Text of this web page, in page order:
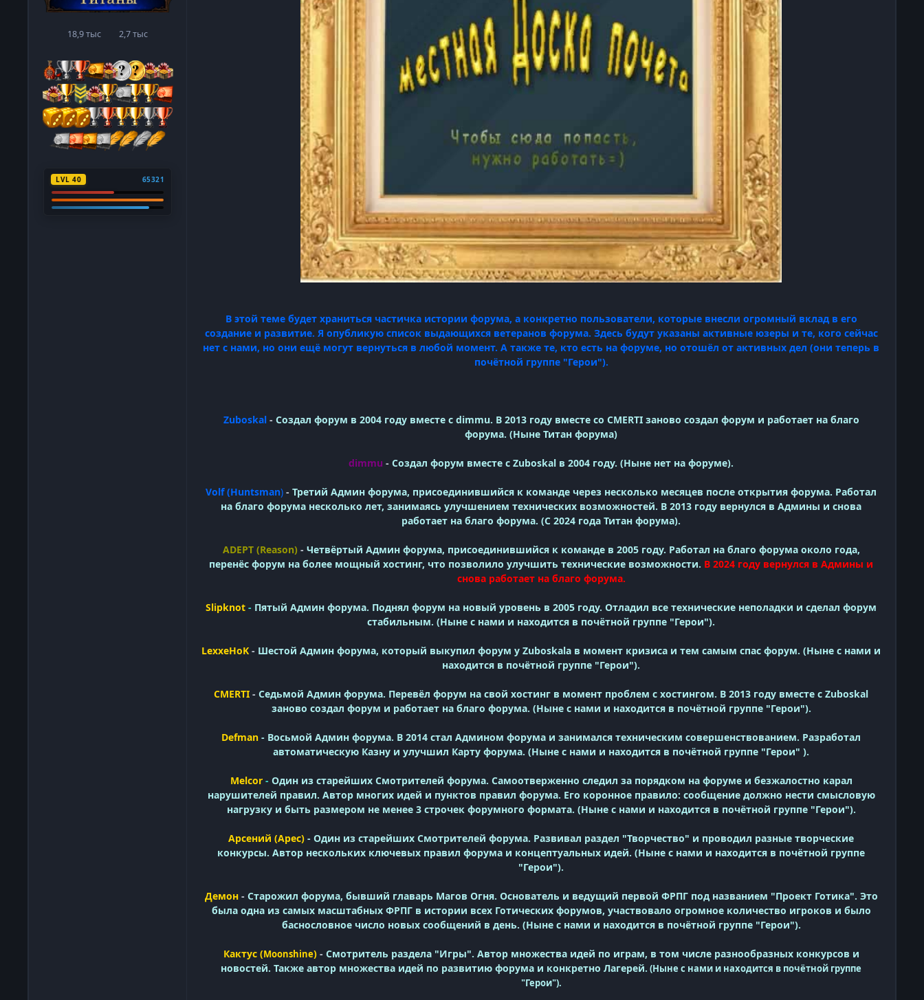
18,9 тыссообщения2,7 тысРепутация
LVL 40 65321
В этой теме будет храниться частичка истории форума, а конкретно пользователи, которые внесли огромный вклад в его
создание и развитие. Я опубликую список выдающихся ветеранов форума. Здесь будут указаны активные юзеры и те, кого сейчас
нет с нами, но они ещё могут вернуться в любой момент. А также те, кто есть на форуме, но отошёл от активных дел (они теперь в
почётной группе "Герои").
Zuboskal- Создал форум в 2004 году вместе с dimmu. В 2013 году вместе со CMERTI заново создал форум и работает на благо
форума. (Ныне Титан форума)
dimmu - Создал форум вместе с Zuboskal в 2004 году. (Ныне нет на форуме).
Volf (Huntsman) - Третий Админ форума, присоединившийся к команде через несколько месяцев после открытия форума. Работал
на благо форума несколько лет, занимаясь улучшением технических возможностей. В 2013 году вернулся в Админы и снова
работает на благо форума. (С 2024 года Титан форума).
ADEPT (Reason) - Четвёртый Админ форума, присоединившийся к команде в 2005 году. Работал на благо форума около года,
перенёс форум на более мощный хостинг, что позволило улучшить технические возможности. В 2024 году вернулся в Админы и
снова работает на благо форума.
Slipknot - Пятый Админ форума. Поднял форум на новый уровень в 2005 году. Отладил все технические неполадки и сделал форум
стабильным. (Ныне с нами и находится в почётной группе "Герои").
LexxeHoK - Шестой Админ форума, который выкупил форум у Zuboskala в момент кризиса и тем самым спас форум. (Ныне с нами и
находится в почётной группе "Герои").
CMERTI - Седьмой Админ форума. Перевёл форум на свой хостинг в момент проблем с хостингом. В 2013 году вместе с Zuboskal
заново создал форум и работает на благо форума. (Ныне с нами и находится в почётной группе "Герои").
Defman - Восьмой Админ форума. В 2014 стал Админом форума и занимался техническим совершенствованием. Разработал
автоматическую Казну и улучшил Карту форума. (Ныне с нами и находится в почётной группе "Герои" ).
Melcor- Один из старейших Смотрителей форума. Самоотверженно следил за порядком на форуме и безжалостно карал
нарушителей правил. Автор многих идей и пунктов правил форума. Его коронное правило: сообщение должно нести смысловую
нагрузку и быть размером не менее 3 строчек форумного формата. (Ныне с нами и находится в почётной группе "Герои").
Арсений (Арес) - Один из старейших Смотрителей форума. Развивал раздел "Творчество" и проводил разные творческие
конкурсы. Автор нескольких ключевых правил форума и концептуальных идей. (Ныне с нами и находится в почётной группе
"Герои").
Демон- Старожил форума, бывший главарь Магов Огня. Основатель и ведущий первой ФРПГ под названием "Проект Готика". Это
была одна из самых масштабных ФРПГ в истории всех Готических форумов, участвовало огромное количество игроков и было
баснословное число новых сообщений в день. (Ныне с нами и находится в почётной группе "Герои").
Кактус (Moonshine)- Смотритель раздела "Игры". Автор множества идей по играм, в том числе разнообразных конкурсов и
новостей. Также автор множества идей по развитию форума и конкретно Лагерей. (Ныне с нами и находится в почётной группе
"Герои").